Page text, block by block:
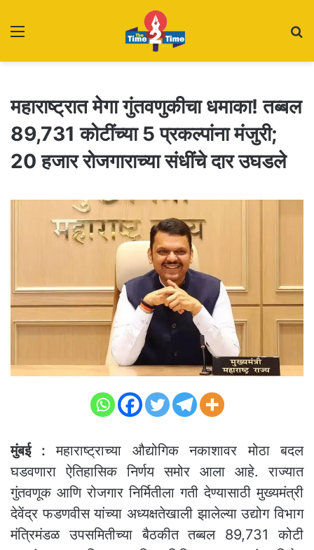
महाराष्ट्रात मेगा गुंतवणुकीचा धमाका! तब्बल
89,731 कोटींच्या 5 प्रकल्पांना मंजुरी;
20 हजार रोजगाराच्या संधींचे दार उघडले
मुंबई : महाराष्ट्राच्या औद्योगिक नकाशावर मोठा बदल
घडवणारा ऐतिहासिक निर्णय समोर आला आहे. राज्यात
गुंतवणूक आणि रोजगार निर्मितीला गती देण्यासाठी मुख्यमंत्री
देवेंद्र फडणवीस यांच्या अध्यक्षतेखाली झालेल्या उद्योग विभाग
मंत्रिमंडळ उपसमितीच्या बैठकीत तब्बल 89,731 कोटी